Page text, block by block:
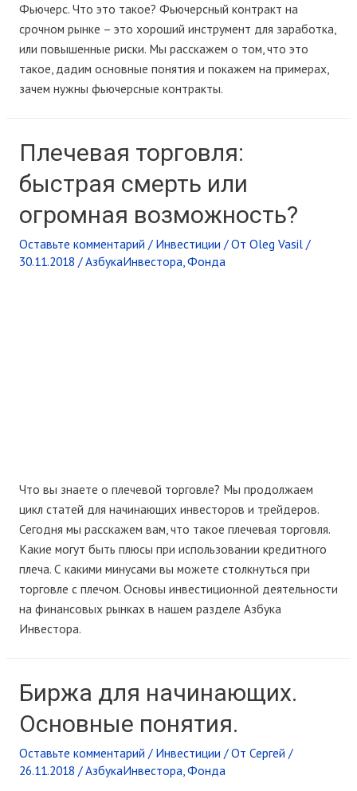
Фьючерс. Что это такое? Фьючерсный контракт на
срочном рынке – это хороший инструмент для заработка,
или повышенные риски. Мы расскажем о том, что это
такое, дадим основные понятия и покажем на примерах,
зачем нужны фьючерсные контракты.
Плечевая торговля:
быстрая смерть или
огромная возможность?
Оставьте комментарий / Инвестиции / От Oleg Vasil /
30.11.2018 /АзбукаИнвестора Фонда
Что вы знаете о плечевой торговле? Мы продолжаем
цикл статей для начинающих инвесторов и трейдеров.
Сегодня мы расскажем вам, что такое плечевая торговля.
Какие могут быть плюсы при использовании кредитного
плеча. С какими минусами вы можете столкнуться при
торговле с плечом. Основы инвестиционной деятельности
на финансовых рынках в нашем разделе Азбука
Инвестора.
Биржа для начинающих.
Основные понятия.
Оставьте комментарий / Инвестиции / От Сергей /
26.11.2018 /АзбукаИнвестора Фонда